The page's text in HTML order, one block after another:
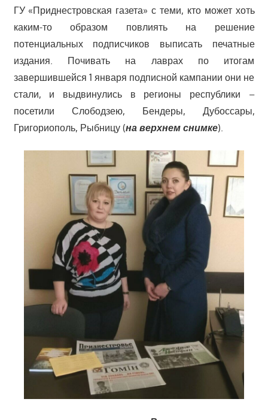
ГУ «Приднестровская газета» с теми, кто может хоть
каким-то образом повлиять на решение
потенциальных подписчиков выписать печатные
издания. Почивать на лаврах по итогам
завершившейся 1 января подписной кампании они не
стали, и выдвинулись в регионы республики –
посетили Слободзею, Бендеры, Дубоссары,
Григориополь, Рыбницу (на верхнем снимке).